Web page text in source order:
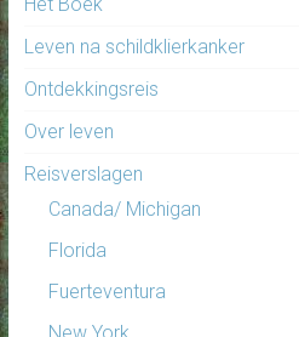
Leven na schildklierkanker
Ontdekkingsreis
Over leven
Reisverslagen
Canada/ Michigan
Florida
Fuerteventura
New York